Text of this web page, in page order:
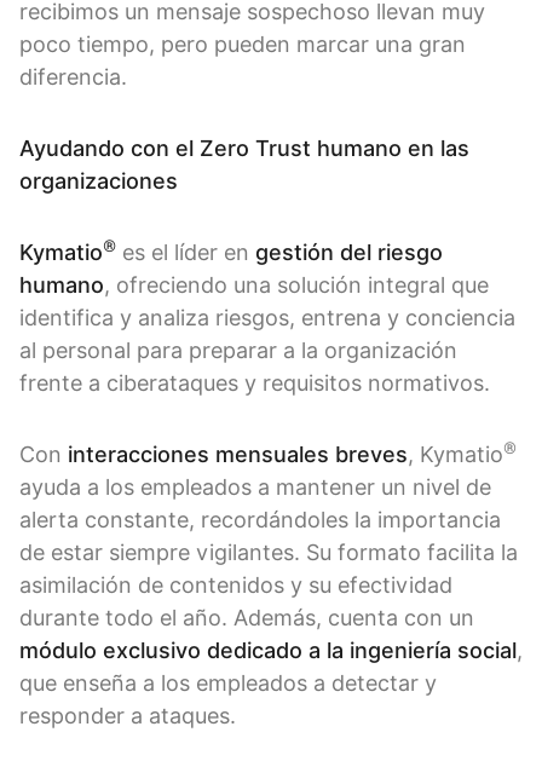
recibimos un mensaje sospechoso llevan muy
poco tiempo, pero pueden marcar una gran
diferencia.
Ayudando con el Zero Trust humano en las
organizaciones
Kymatio® es el líder en gestión del riesgo
humano, ofreciendo una solución integral que
identifica y analiza riesgos, entrena y conciencia
al personal para preparar a la organización
frente a ciberataques y requisitos normativos.
Con interacciones mensuales breves, Kymatio®
ayuda a los empleados a mantener un nivel de
alerta constante, recordándoles la importancia
de estar siempre vigilantes. Su formato facilita la
asimilación de contenidos y su efectividad
durante todo el año. Además, cuenta con un
módulo exclusivo dedicado a la ingeniería social,
que enseña a los empleados a detectar y
responder a ataques.